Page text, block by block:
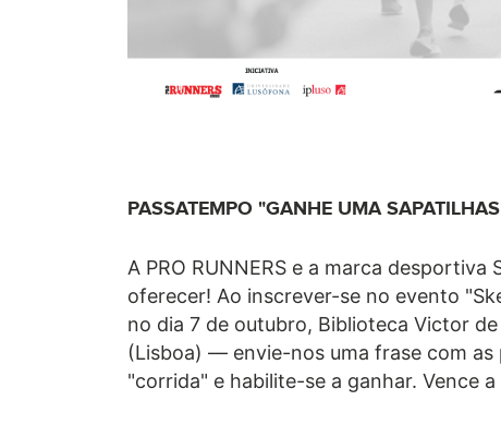
PASSATEMPO "GANHE UMA
A PRO RUNNERS e a marca
oferecer! Ao inscrever-se no evento
no dia 7 de outubro, Biblioteca Victor
(Lisboa) — envie-nos uma frase com as
"corrida" e habilite-se a ganhar. Vence